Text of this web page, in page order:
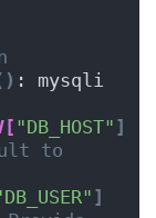
: mysqli
"DB_HOST" ]
to
]